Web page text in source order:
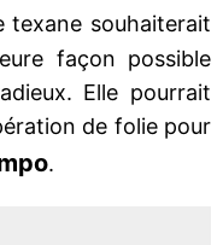
texane souhaiterait
façon possible
Elle pourrait
de folie pour
.